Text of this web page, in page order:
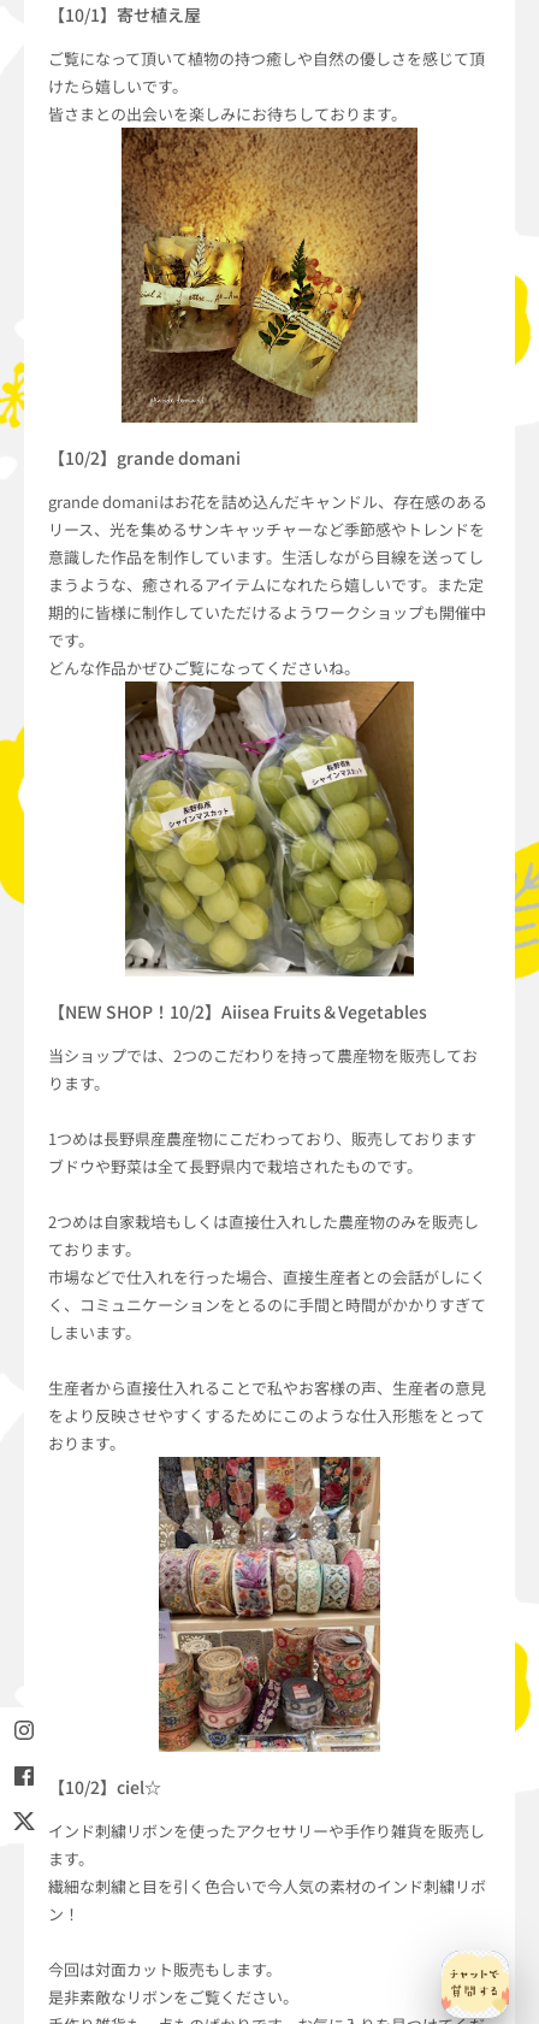
【10/1】寄せ植え屋
ご覧になって頂いて植物の持つ癒しや自然の優しさを感じて頂
けたら嬉しいです。
皆さまとの出会いを楽しみにお待ちしております。
【10/2】grande domani
grande domaniはお花を詰め込んだキャンドル、存在感のある
リース、光を集めるサンキャッチャーなど季節感やトレンドを
意識した作品を制作しています。生活しながら目線を送ってし
まうような、癒されるアイテムになれたら嬉しいです。また定
期的に皆様に制作していただけるようワークショップも開催中
です。
どんな作品かぜひご覧になってくださいね。
【NEW SHOP！10/2】Aiisea Fruits＆Vegetables
当ショップでは、2つのこだわりを持って農産物を販売してお
ります。
1つめは長野県産農産物にこだわっており、販売しております
ブドウや野菜は全て長野県内で栽培されたものです。
2つめは自家栽培もしくは直接仕入れした農産物のみを販売し
ております。
市場などで仕入れを行った場合、直接生産者との会話がしにく
く、コミュニケーションをとるのに手間と時間がかかりすぎて
しまいます。
生産者から直接仕入れることで私やお客様の声、生産者の意見
をより反映させやすくするためにこのような仕入形態をとって
おります。
【10/2】ciel☆
インド刺繍リボンを使ったアクセサリーや手作り雑貨を販売し
ます。
繊細な刺繍と目を引く色合いで今人気の素材のインド刺繍リボ
ン！
今回は対面カット販売もします。
是非素敵なリボンをご覧ください。